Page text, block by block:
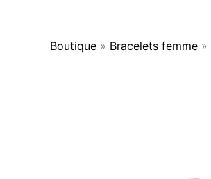
Boutique » Bracelets femme »